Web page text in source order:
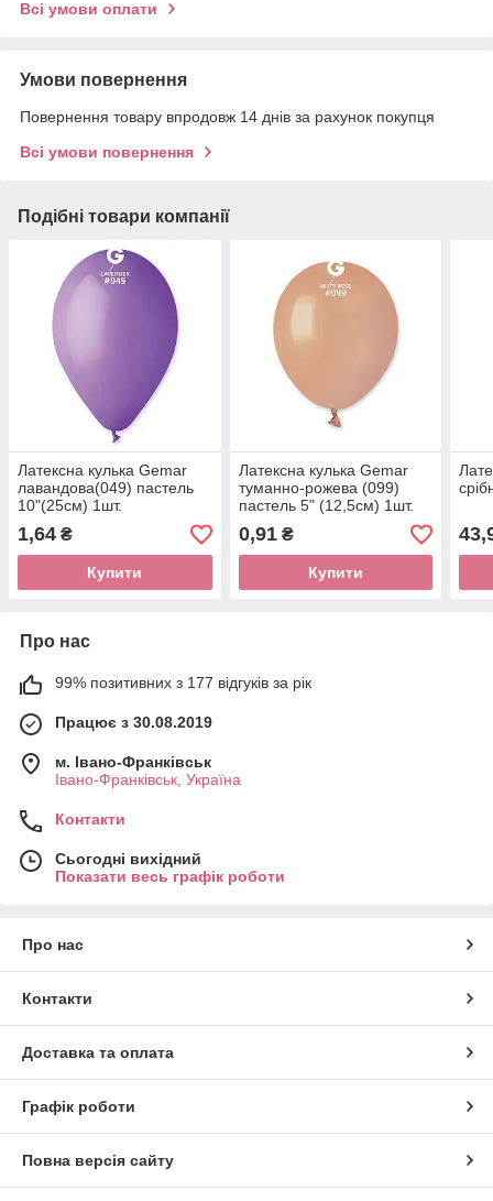
Всі умови оплати
Умови повернення
Повернення товару впродовж 14 днів за рахунок покупця
Всі умови повернення
Подібні товари компанії
Латексна кулька Gemar
лавандова(049) пастель
10"(25см) 1шт.
1,64 ₴
Купити
Латексна кулька Gemar
туманно-рожева (099)
пастель 5" (12,5см) 1шт.
0,91₴
Купити
Про нас
99% позитивних з 177 відгуків за рік
Працює з 30.08.2019
м. Івано-Франківськ
Івано-Франківськ, Україна
Контакти
Сьогодні вихідний
Показати весь графік роботи
Про нас
Контакти
Доставка та оплата
Графік роботи
Повна версія сайту